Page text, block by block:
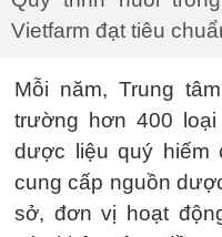
Vietfarm đạt tiêu
Mỗi năm, Trung
trường hơn 400
dược liệu quý hiếm
cung cấp nguồn
sở, đơn vị hoạt